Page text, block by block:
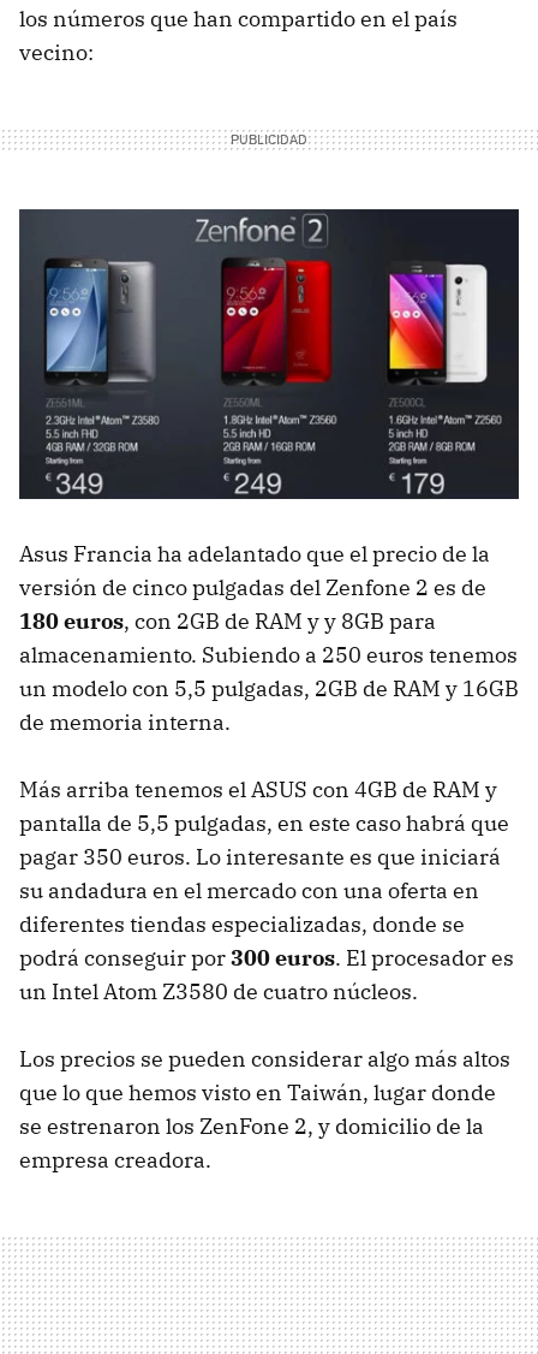
los números que han compartido en el país
vecino:
Asus Francia ha adelantado que el precio de la
versión de cinco pulgadas del Zenfone 2 es de
180 euros, con 2GB de RAM y y 8GB para
almacenamiento. Subiendo a 250 euros tenemos
un modelo con 5,5 pulgadas, 2GB de RAM y 16GB
de memoria interna.
Más arriba tenemos el ASUS con 4GB de RAM y
pantalla de 5,5 pulgadas, en este caso habrá que
pagar 350 euros. Lo interesante es que iniciará
su andadura en el mercado con una oferta en
diferentes tiendas especializadas, donde se
podrá conseguir por300 euros. El procesador es
un Intel Atom Z3580 de cuatro núcleos.
Los precios se pueden considerar algo más altos
que lo que hemos visto en Taiwán, lugar donde
se estrenaron los ZenFone 2, y domicilio de la
empresa creadora.